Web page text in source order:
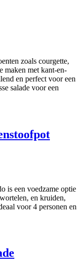
zoals courgette,
maken met kant-en-
en perfect voor een
salade voor een
is een voedzame optie
en kruiden,
voor 4 personen en